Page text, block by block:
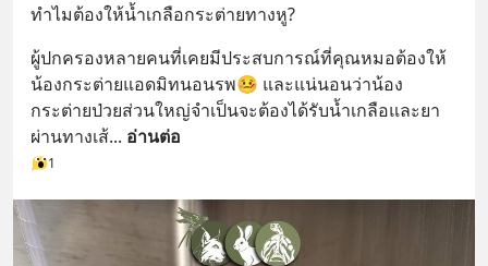
ทำไมต้องให้น้ำเกลือกระต่ายทางหู?
ผู้ปกครองหลายคนที่เคยมีประสบการณ์ที่คุณหมอต้องให้
น้องกระต่ายแอดมิทนอนรพ🤒 และแน่นอนว่าน้อง
กระต่ายป่วยส่วนใหญ่จำเป็นจะต้องได้รับน้ำเกลือและยา
ผ่านทางเส้... อ่านต่อ
1